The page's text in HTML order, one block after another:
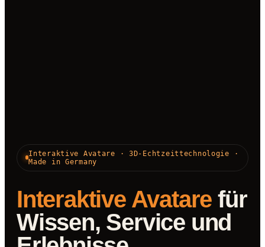
Interaktive Avatare · 3D-Echtzeittechnologie ·
Made in Germany
Interaktive Avatare für
Wissen, Service und